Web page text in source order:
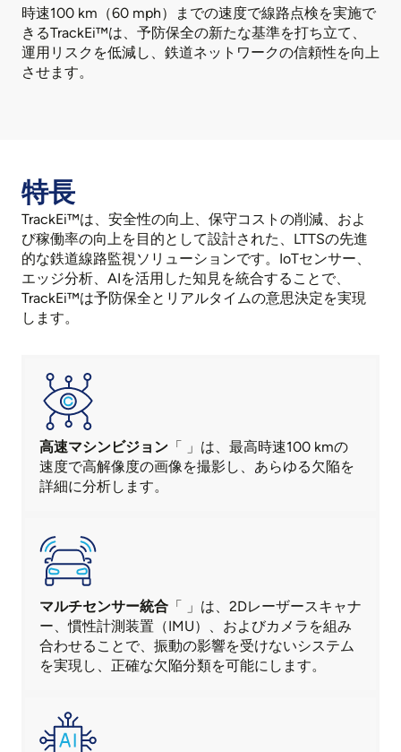
時速100 km（60 mph）までの速度で線路点検を実施で
きるTrackEi™は、予防保全の新たな基準を打ち立て、
運用リスクを低減し、鉄道ネットワークの信頼性を向上
させます。
特長
TrackEi™は、安全性の向上、保守コストの削減、およ
び稼働率の向上を目的として設計された、LTTSの先進
的な鉄道線路監視ソリューションです。IoTセンサー、
エッジ分析、AIを活用した知見を統合することで、
TrackEi™は予防保全とリアルタイムの意思決定を実現
します。
高速マシンビジョン 「 」は 、最高時速100 kmの
速度で高解像度の画像を撮影し、あらゆる欠陥を
詳細に分析します。
マルチセンサー統合 「 」 は、2Dレーザースキャナ
ー、慣性計測装置（IMU）、およびカメラを組み
合わせることで、振動の影響を受けないシステム
を実現し、正確な欠陥分類を可能にします。